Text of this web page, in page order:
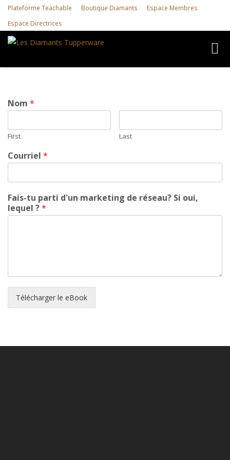
Plateforme Teachable Boutique Diamants
Espace Membres
Espace Directrices
Nom *
First Last
Courriel *
Fais-tu parti d'un marketing de réseau? Si oui,
lequel ?*
Télécharger le eBook